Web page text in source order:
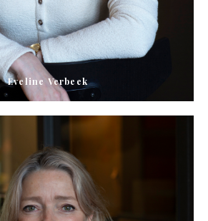
Eveline Verbeek